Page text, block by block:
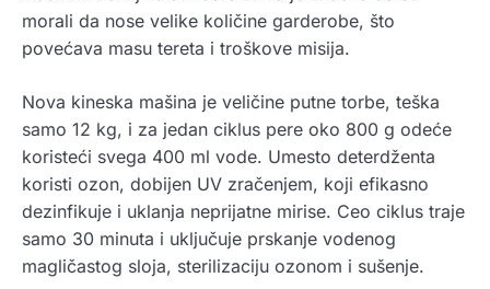
morali da nose velike količine garderobe, što
povećava masu tereta i troškove misija.
Nova kineska mašina je veličine putne torbe, teška
samo 12 kg, i za jedan ciklus pere oko 800 g odeće
koristeći svega 400 ml vode. Umesto deterdženta
koristi ozon, dobijen UV zračenjem, koji efikasno
dezinfikuje i uklanja neprijatne mirise. Ceo ciklus traje
samo 30 minuta i uključuje prskanje vodenog
magličastog sloja, sterilizaciju ozonom i sušenje.